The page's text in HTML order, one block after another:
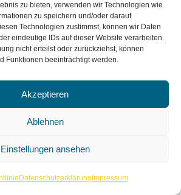
zu bieten, verwenden wir Technologien wie
zu speichern und/oder darauf
Technologien zustimmst, können wir Daten
eindeutige IDs auf dieser Website verarbeiten.
nicht erteilst oder zurückziehst, können
Funktionen beeinträchtigt werden.
Akzeptieren
Ablehnen
Einstellungen ansehen
Datenschutzerklärung Impressum
(7)
(5)